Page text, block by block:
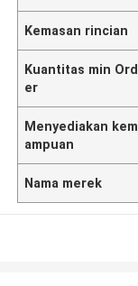
Kemasan rincian
Kuantitas min Ord
er
Menyediakan kem
ampuan
Nama merek